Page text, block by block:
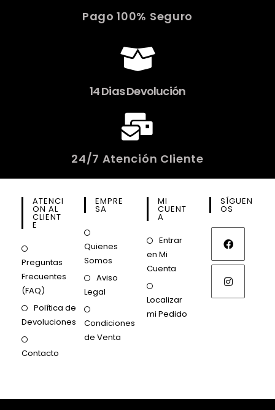
Pago 100% Seguro
14 Dias Devolución
24/7 Atención Cliente
ATENCI
ON AL
CLIENT
E
Preguntas
Frecuentes
(FAQ)
Política de
Devoluciones
Contacto
EMPRE
SA
Quienes
Somos
Aviso
Legal
Condiciones
de Venta
MI
CUENT
A
Entrar
en Mi
Cuenta
Localizar
mi Pedido
SÍGUEN
OS